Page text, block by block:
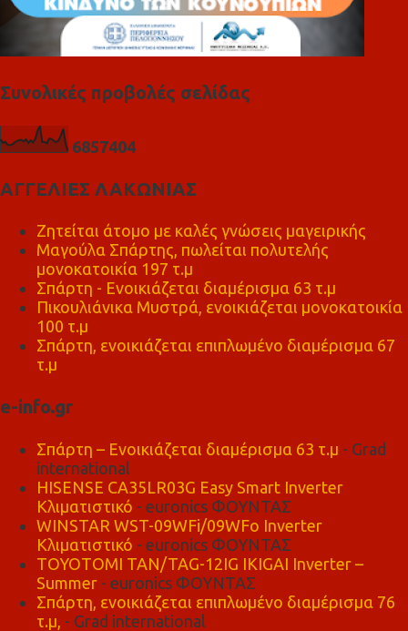
Συνολικές προβολές σελίδας
6857404
ΑΓΓΕΛΙΕΣ ΛΑΚΩΝΙΑΣ
Ζητείται άτομο με καλές γνώσεις μαγειρικής
Μαγούλα Σπάρτης, πωλείται πολυτελής
μονοκατοικία 197 τ.μ
Σπάρτη - Ενοικιάζεται διαμέρισμα 63 τ.μ
Πικουλιάνικα Μυστρά, ενοικιάζεται μονοκατοικία
100 τ.μ
Σπάρτη, ενοικιάζεται επιπλωμένο διαμέρισμα 67
τ.μ
e-info.gr
Σπάρτη – Ενοικιάζεται διαμέρισμα 63 τ.μ - Grad
international
HISENSE CA35LR03G Easy Smart Inverter
Κλιματιστικό - euronics ΦΟΥΝΤΑΣ
WINSTAR WST-09WFi/09WFo Inverter
Κλιματιστικό - euronics ΦΟΥΝΤΑΣ
TOYOTOMI TAN/TAG-12IG IKIGAI Inverter –
Summer - euronics ΦΟΥΝΤΑΣ
Σπάρτη, ενοικιάζεται επιπλωμένο διαμέρισμα 76
τ.μ, - Grad international